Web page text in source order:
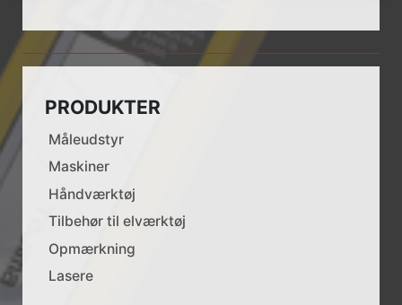
PRODUKTER
Måleudstyr
Maskiner
Håndværktøj
Tilbehør til elværktøj
Opmærkning
Lasere